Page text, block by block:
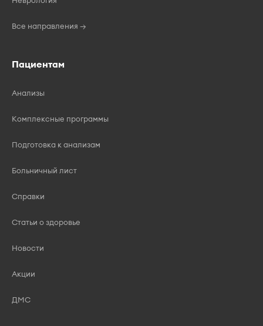
Все направления →
Пациентам
Анализы
Комплексные программы
Подготовка к анализам
Больничный лист
Справки
Статьи о здоровье
Новости
Акции
ДМС